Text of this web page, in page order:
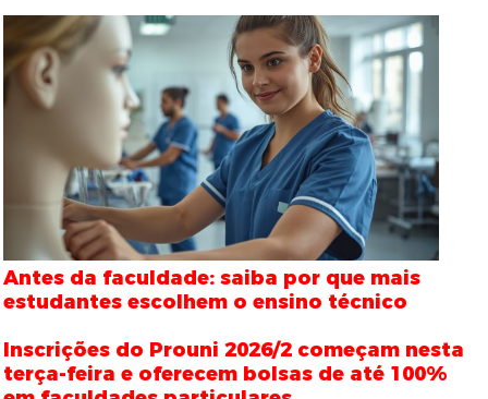
Antes da faculdade: saiba por que mais
estudantes escolhem o ensino técnico
Inscrições do Prouni 2026/2 começam nesta
terça-feira e oferecem bolsas de até 100%